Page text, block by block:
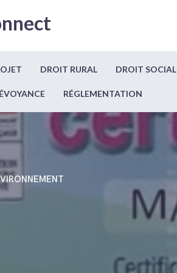
DROIT RURAL DROIT SOCIAL
RÉGLEMENTATION